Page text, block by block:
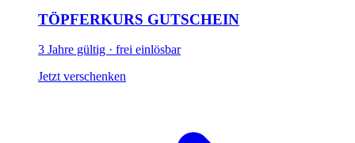
TÖPFERKURS GUTSCHEIN
3 Jahre gültig · frei einlösbar
Jetzt verschenken